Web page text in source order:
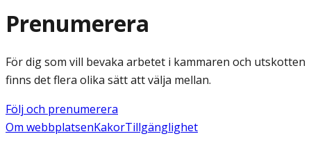
Prenumerera
För dig som vill bevaka arbetet i kammaren och utskotten
finns det flera olika sätt att välja mellan.
Följ och prenumerera
Om webbplatsenKakorTillgänglighet